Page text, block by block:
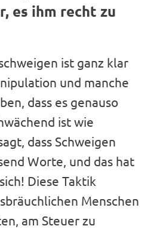
es ihm recht zu
ist ganz klar
und manche
dass es genauso
ist wie
dass Schweigen
Worte, und das hat
Diese Taktik
Menschen
am Steuer zu